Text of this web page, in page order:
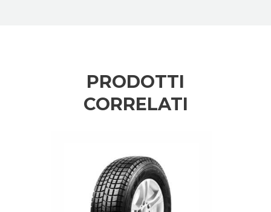
PRODOTTI
CORRELATI